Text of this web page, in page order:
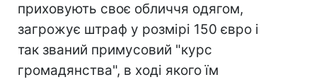
приховують своє обличчя одягом,
загрожує штраф у розмірі 150 євро і
так званий примусовий "курс
громадянства", в ході якого їм